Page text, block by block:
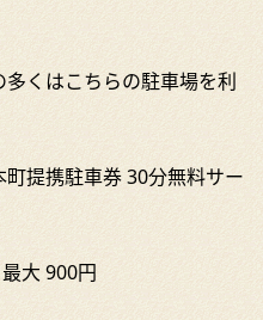
くはこちらの駐車場を利
提携駐車券 30分無料サー
大 900円